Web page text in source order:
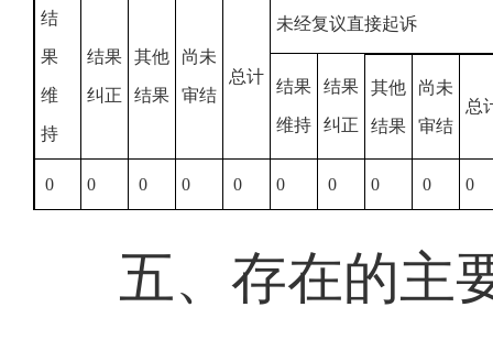
结
果
维
持
结果
纠正
其他
结果
尚未
审结
总计
未经复议直接起诉
结果
维持
结果
纠正
其他
结果
尚未
审结
总
0 0 0 0 0 0 0 0 0 0
五、存在的主